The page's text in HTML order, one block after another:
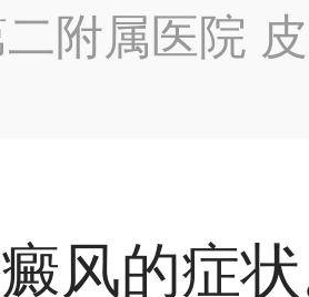
附属医院
风的症